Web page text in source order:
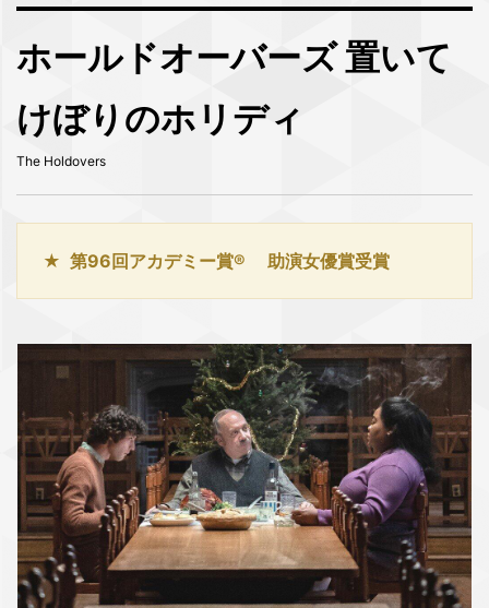
ホールドオーバーズ 置いて
けぼりのホリディ
The Holdovers
第96回アカデミー賞® 助演女優賞受賞